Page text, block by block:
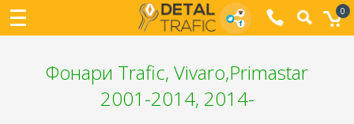
0
Фонари Trafic, Vivaro,Primastar
2001-2014, 2014-